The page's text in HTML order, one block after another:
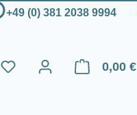
+49 (0) 381 2038 9994
0,00 €
Warenkorb